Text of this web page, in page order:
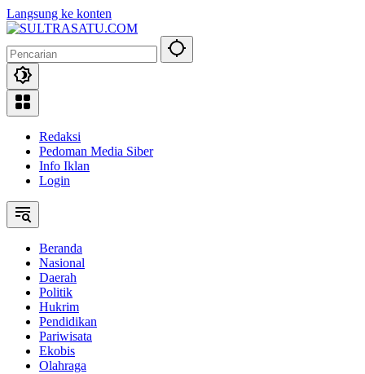
Langsung ke konten
Redaksi
Pedoman Media Siber
Info Iklan
Login
Beranda
Nasional
Daerah
Politik
Hukrim
Pendidikan
Pariwisata
Ekobis
Olahraga